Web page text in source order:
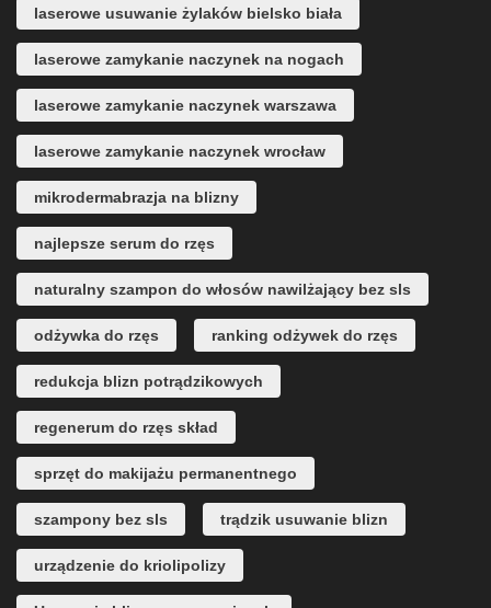
laserowe usuwanie żylaków bielsko biała
laserowe zamykanie naczynek na nogach
laserowe zamykanie naczynek warszawa
laserowe zamykanie naczynek wrocław
mikrodermabrazja na blizny
najlepsze serum do rzęs
naturalny szampon do włosów nawilżający bez sls
odżywka do rzęs ranking odżywek do rzęs
redukcja blizn potrądzikowych
regenerum do rzęs skład
sprzęt do makijażu permanentnego
szampony bez sls trądzik usuwanie blizn
urządzenie do kriolipolizy